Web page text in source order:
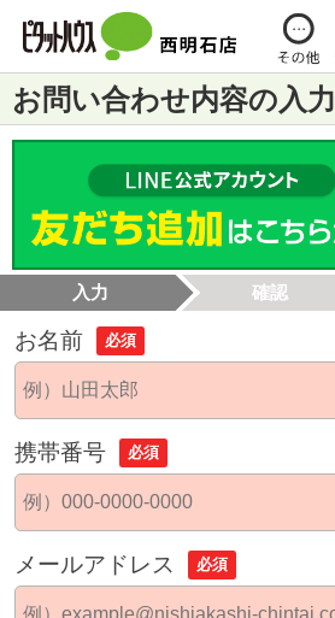
お問い合わせ内容の入力
入力 確認
お名前 必須
携帯番号 必須
メールアドレス 必須